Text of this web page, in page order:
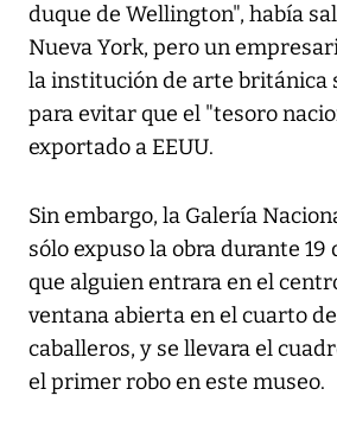
duque de Wellington", había
Nueva York, pero un
la institución de arte británica
para evitar que el "tesoro
exportado a EEUU.
Sin embargo, la Galería
sólo expuso la obra durante 19
que alguien entrara en el
ventana abierta en el cuarto
caballeros, y se llevara el
el primer robo en este museo.